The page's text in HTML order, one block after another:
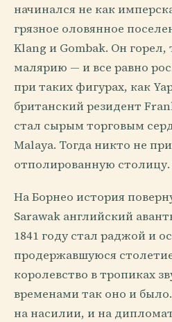
начинался не как
грязное оловянное
Klang и Gombak. Он
малярию — и все равно
при таких фигурах, как
британский резидент
стал сырым торговым
Malaya. Тогда никто не
отполированную
На Борнео история
Sarawak английский
1841 году стал раджой и
продержавшуюся
королевство в тропиках
временами так оно и
на насилии, и на